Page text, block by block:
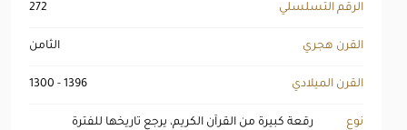
272 الرقم التسلسلي
الثامن القرن هجري
1300 - 1396 القرن الميلادي
رقعة كبيرة من القرآن الكريم، يرجع تاريخها للفترة
نوع